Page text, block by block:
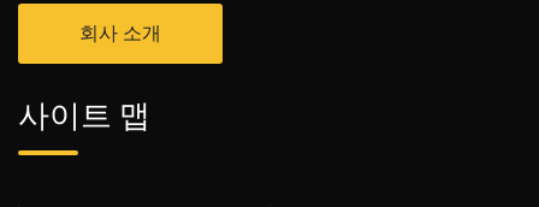
회사 소개
사이트 맵